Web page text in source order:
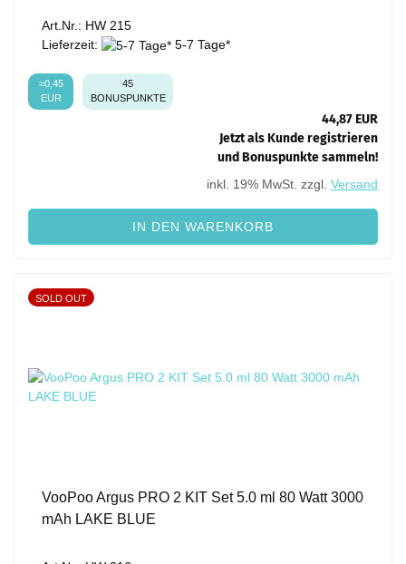
Art.Nr.: HW 215
Lieferzeit:
5-7 Tage*
45
BONUSPUNKTE
≈0,45
EUR
44,87 EUR
Jetzt als Kunde registrieren
und Bonuspunkte sammeln!
inkl. 19% MwSt. zzgl. Versand
IN DEN WARENKORB
SOLD OUT
VooPoo Argus PRO 2 KIT Set 5.0 ml 80 Watt 3000
mAh LAKE BLUE